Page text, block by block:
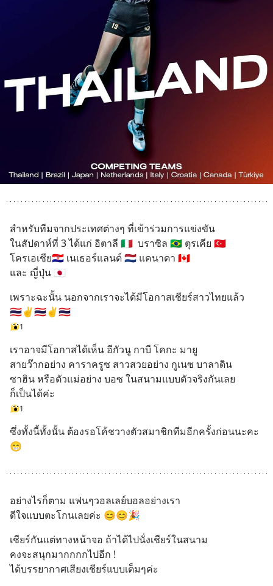
สำหรับทีมจากประเทศต่างๆ ที่เข้าร่วมการแข่งขัน
ในสัปดาห์ที่ 3 ได้แก่ อิตาลี 🇮🇹  บราซิล 🇧🇷 ตุรเคีย 🇹🇷
โครเอเชีย🇭🇷 เนเธอร์แลนด์ 🇳🇱 แคนาดา 🇨🇦
และ ญี่ปุ่น 🇯🇵
เพราะฉะนั้น นอกจากเราจะได้มีโอกาสเชียร์สาวไทยแล้ว
🇹🇭✌️🇹🇭✌️🇹🇭
1
เราอาจมีโอกาสได้เห็น อีกัวนู กาบี โคกะ มายู
สายว๊ากอย่าง คาราครูซ สาวสวยอย่าง กูเนซ บาลาดิน
ซาฮิน หรือตัวแม่อย่าง บอซ ในสนามแบบตัวจริงกันเลย
ก็เป็นได้ค่ะ
1
ซึ่งทั้งนี้ทั้งนั้น ต้องรอโค้ชวางตัวสมาชิกทีมอีกครั้งก่อนนะคะ
😁
อย่างไรก็ตาม แฟนๆวอลเลย์บอลอย่างเรา
ดีใจแบบตะโกนเลยค่ะ 😊😊🎉
เชียร์กันแต่ทางหน้าจอ ถ้าได้ไปนั่งเชียร์ในสนาม
คงจะสนุกมากกกกไปอีก !
ได้บรรยากาศเสียงเชียร์แบบเต็มๆค่ะ